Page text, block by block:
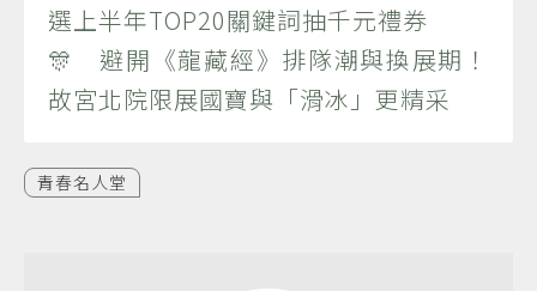
選上半年TOP20關鍵詞抽千元禮券
🎊 避開《龍藏經》排隊潮與換展期！
故宮北院限展國寶與「滑冰」更精采
青春名人堂